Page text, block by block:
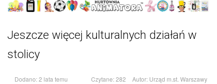
Jeszcze więcej kulturalnych działań w
stolicy
Dodano: 2 lata temu Czytane: 282 Autor: Urząd m.st. Warszawy